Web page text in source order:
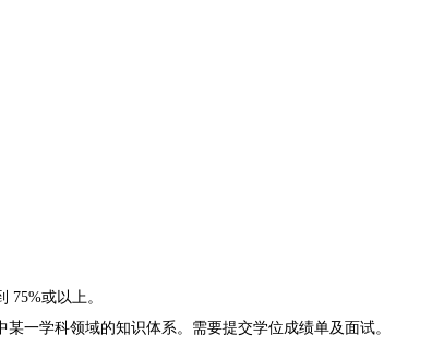
或以上。
学科领域的知识体系。需要提交学位成绩单及面试。